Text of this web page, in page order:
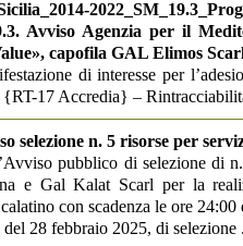
Avviso Agenzia per il
capofila GAL Elimos
di interesse per
17 Accredia} –
selezione n. 5 risorse per
pubblico di selezione di
e Gal Kalat Scarl per la
con scadenza le ore 24:00
28 febbraio 2025, di selezione